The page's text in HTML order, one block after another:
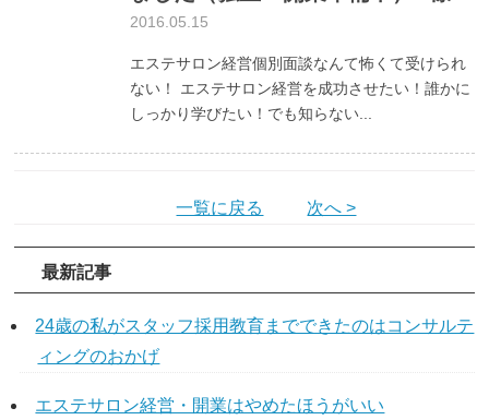
2016.05.15
エステサロン経営個別面談なんて怖くて受けられ
ない！ エステサロン経営を成功させたい！誰かに
しっかり学びたい！でも知らない...
一覧に戻る 次へ >
最新記事
24歳の私がスタッフ採用教育までできたのはコンサルテ
ィングのおかげ
エステサロン経営・開業はやめたほうがいい